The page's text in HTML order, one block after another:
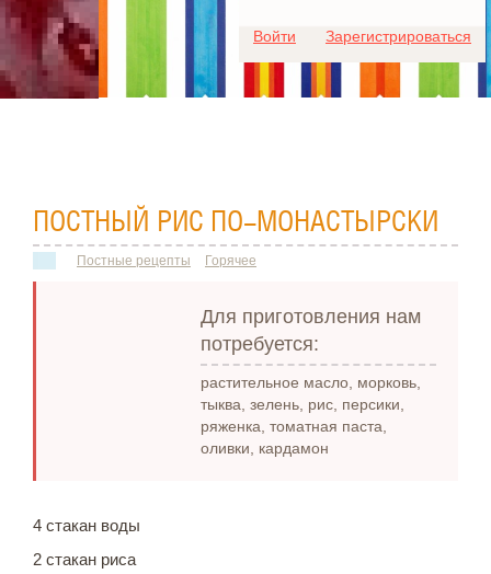
Войти Зарегистрироваться
ПОСТНЫЙ РИС ПО-МОНАСТЫРСКИ
Постные рецепты Горячее
Для приготовления нам
потребуется:
растительное масло, морковь,
тыква, зелень, рис, персики,
ряженка, томатная паста,
оливки, кардамон
4 стакан воды
2 стакан риса
Для любых предложений по